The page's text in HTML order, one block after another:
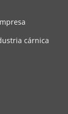
cárnica